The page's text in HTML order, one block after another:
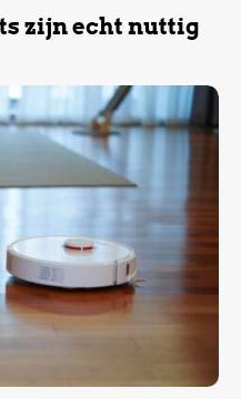
zijn echt nuttig